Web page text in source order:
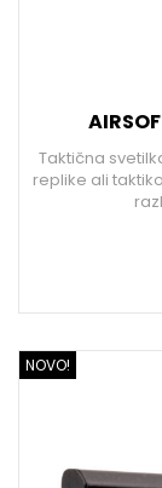
Taktična
replike ali
NOVO!